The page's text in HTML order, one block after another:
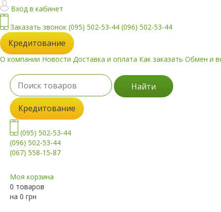
Вход в кабинет
Заказать звонок (095) 502-53-44 (096) 502-53-44
Кредитование
О компании Новости Доставка и оплата Как заказать Обмен и
Найти
Кредитование
(095) 502-53-44
(096) 502-53-44
(067) 558-15-87
Моя корзина
0 товаров
на 0 грн